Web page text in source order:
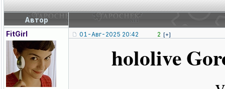
Автор
FitGirl
01-Авг-2025 20:42 2 [+]
hololive